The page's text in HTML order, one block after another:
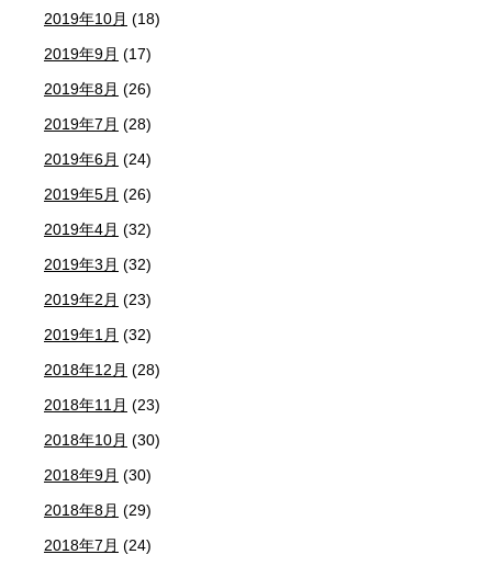
2019年10月 (18)
2019年9月 (17)
2019年8月 (26)
2019年7月 (28)
2019年6月 (24)
2019年5月 (26)
2019年4月 (32)
2019年3月 (32)
2019年2月 (23)
2019年1月 (32)
2018年12月 (28)
2018年11月 (23)
2018年10月 (30)
2018年9月 (30)
2018年8月 (29)
2018年7月 (24)